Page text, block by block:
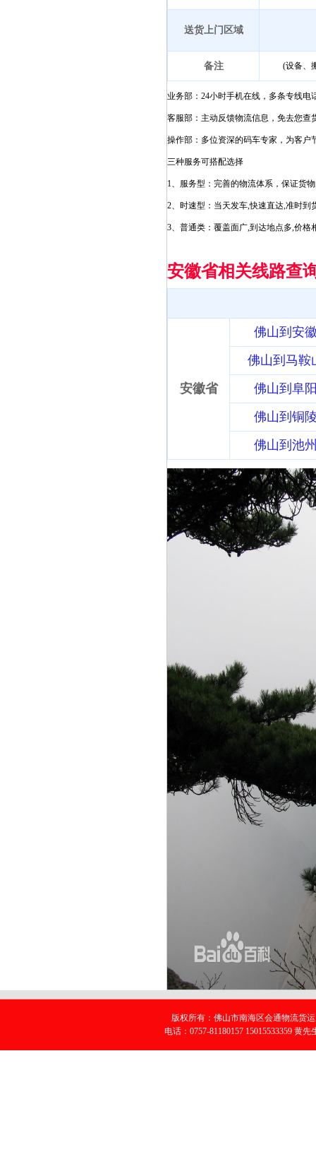
送货上门区域
备注 (设备、
业务部：24小时手机在线，多条专线
客服部：主动反馈物流信息，免去您查
操作部：多位资深的码车专家，为客户
三种服务可搭配选择
1、服务型：完善的物流体系，保证货
2、时速型：当天发车,快速直达,准时到
3、普通类：覆盖面广,到达地点多,价格
安徽省相关线路查
安徽省
佛山到安
佛山到马鞍
佛山到阜
佛山到铜
佛山到池
版权所有：佛山市南海区会通物流货
电话：0757-81180157 15015533359 黄